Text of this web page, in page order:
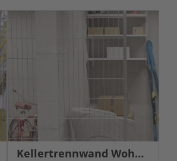
Kellertrennwand Wohnbau